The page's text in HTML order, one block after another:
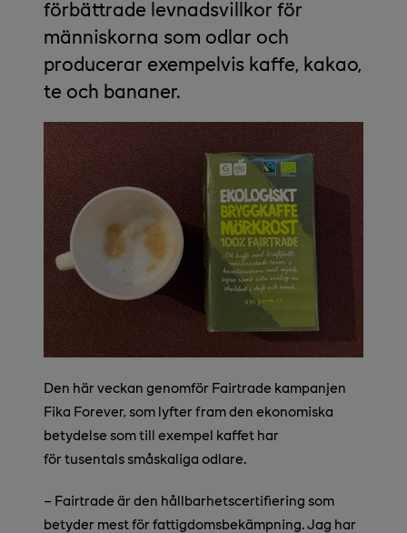
förbättrade levnadsvillkor för
människorna som odlar och
producerar exempelvis kaffe, kakao,
te och bananer.
Den här veckan genomför Fairtrade kampanjen
Fika Forever, som lyfter fram den ekonomiska
betydelse som till exempel kaffet har
för tusentals småskaliga odlare.
– Fairtrade är den hållbarhetscertifiering som
betyder mest för fattigdomsbekämpning. Jag har